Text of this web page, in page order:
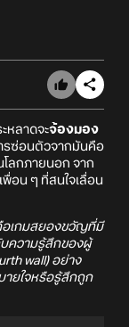
หลาดจะจ้องมอง
รซ่อนตัวจากมันคือ
โลกภายนอก จาก
พื่อน ๆ ที่สนใจเลื่อน
อเกมสยองขวัญที่มี
บความรู้สึกของผู้
wall) อย่าง
ายใจหรือรู้สึกถูก